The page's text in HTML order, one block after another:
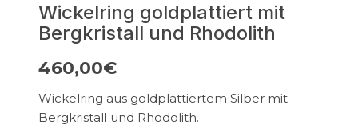
Wickelring goldplattiert mit
Bergkristall und Rhodolith
460,00€
Wickelring aus goldplattiertem Silber mit
Bergkristall und Rhodolith.